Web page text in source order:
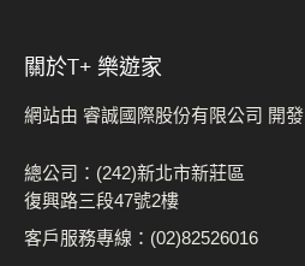
關於t+ 樂遊家
網站由 睿誠國際股份有限公司 開發
總公司：(242)新北市新莊區
復興路三段47號2樓
客戶服務專線：(02)82526016